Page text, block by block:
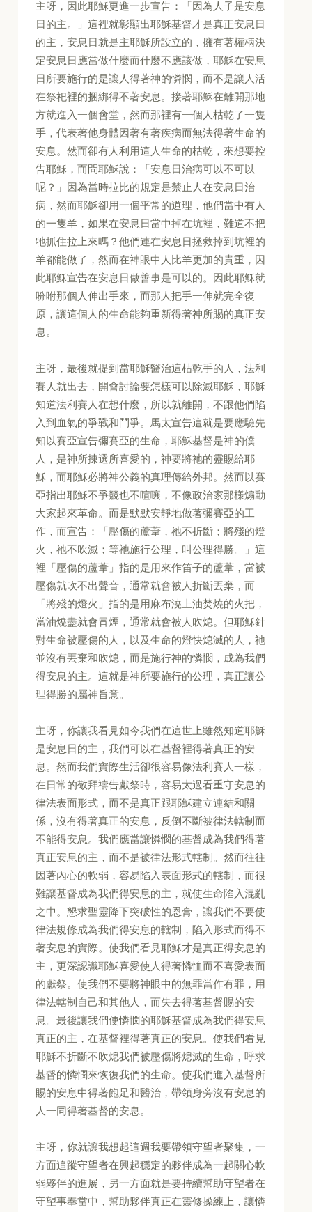
主呀，因此耶穌更進一步宣告：「因為人子是安息
日的主。」這裡就彰顯出耶穌基督才是真正安息日
的主，安息日就是主耶穌所設立的，擁有著權柄決
定安息日應當做什麼而什麼不應該做，耶穌在安息
日所要施行的是讓人得著神的憐憫，而不是讓人活
在祭祀裡的捆綁得不著安息。接著耶穌在離開那地
方就進入一個會堂，然而那裡有一個人枯乾了一隻
手，代表著他身體因著有著疾病而無法得著生命的
安息。然而卻有人利用這人生命的枯乾，來想要控
告耶穌，而問耶穌說：「安息日治病可以不可以
呢？」因為當時拉比的規定是禁止人在安息日治
病，然而耶穌卻用一個平常的道理，他們當中有人
的一隻羊，如果在安息日當中掉在坑裡，難道不把
牠抓住拉上來嗎？他們連在安息日拯救掉到坑裡的
羊都能做了，然而在神眼中人比羊更加的貴重，因
此耶穌宣告在安息日做善事是可以的。因此耶穌就
吩咐那個人伸出手來，而那人把手一伸就完全復
原，讓這個人的生命能夠重新得著神所賜的真正安
息。
主呀，最後就提到當耶穌醫治這枯乾手的人，法利
賽人就出去，開會討論要怎樣可以除滅耶穌，耶穌
知道法利賽人在想什麼，所以就離開，不跟他們陷
入到血氣的爭戰和鬥爭。馬太宣告這就是要應驗先
知以賽亞宣告彌賽亞的生命，耶穌基督是神的僕
人，是神所揀選所喜愛的，神要將祂的靈賜給耶
穌，而耶穌必將神公義的真理傳給外邦。然而以賽
亞指出耶穌不爭競也不喧嚷，不像政治家那樣煽動
大家起來革命。而是默默安靜地做著彌賽亞的工
作，而宣告：「壓傷的蘆葦，祂不折斷；將殘的燈
火，祂不吹滅；等祂施行公理，叫公理得勝。」這
裡「壓傷的蘆葦」指的是用來作笛子的蘆葦，當被
壓傷就吹不出聲音，通常就會被人折斷丟棄，而
「將殘的燈火」指的是用麻布澆上油焚燒的火把，
當油燒盡就會冒煙，通常就會被人吹熄。但耶穌針
對生命被壓傷的人，以及生命的燈快熄滅的人，祂
並沒有丟棄和吹熄，而是施行神的憐憫，成為我們
得安息的主。這就是神所要施行的公理，真正讓公
理得勝的屬神旨意。
主呀，你讓我看見如今我們在這世上雖然知道耶穌
是安息日的主，我們可以在基督裡得著真正的安
息。然而我們實際生活卻很容易像法利賽人一樣，
在日常的敬拜禱告獻祭時，容易太過看重守安息的
律法表面形式，而不是真正跟耶穌建立連結和關
係，沒有得著真正的安息，反倒不斷被律法轄制而
不能得安息。我們應當讓憐憫的基督成為我們得著
真正安息的主，而不是被律法形式轄制。然而往往
因著內心的軟弱，容易陷入表面形式的轄制，而很
難讓基督成為我們得安息的主，就使生命陷入混亂
之中。懇求聖靈降下突破性的恩膏，讓我們不要使
律法規條成為我們得安息的轄制，陷入形式而得不
著安息的實際。使我們看見耶穌才是真正得安息的
主，更深認識耶穌喜愛使人得著憐恤而不喜愛表面
的獻祭。使我們不要將神眼中的無罪當作有罪，用
律法轄制自己和其他人，而失去得著基督賜的安
息。最後讓我們使憐憫的耶穌基督成為我們得安息
真正的主，在基督裡得著真正的安息。使我們看見
耶穌不折斷不吹熄我們被壓傷將熄滅的生命，呼求
基督的憐憫來恢復我們的生命。使我們進入基督所
賜的安息中得著飽足和醫治，帶領身旁沒有安息的
人一同得著基督的安息。
主呀，你就讓我想起這週我要帶領守望者聚集，一
方面追蹤守望者在興起穩定的夥伴成為一起關心軟
弱夥伴的進展，另一方面就是要持續幫助守望者在
守望事奉當中，幫助夥伴真正在靈修操練上，讓憐